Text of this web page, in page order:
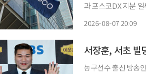
과 포스코DX 지분
2026-08-07 20:09
서장훈, 서초
농구선수 출신 방송